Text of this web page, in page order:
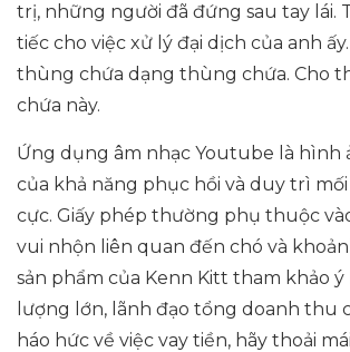
trị, những người đã đứng sau tay lái.
tiếc cho việc xử lý đại dịch của anh
thùng chứa dạng thùng chứa. Cho
chứa này.
Ứng dụng âm nhạc Youtube là hình
của khả năng phục hồi và duy trì
cực. Giấy phép thường phụ thuộc
vui nhộn liên quan đến chó và
sản phẩm của Kenn Kitt tham khảo ý
lượng lớn, lãnh đạo tổng doanh thu
háo hức về việc vay tiền, hãy thoải